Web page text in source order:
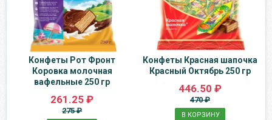
Конфеты Рот Фронт
Коровка молочная
вафельные 250 гр
261.25 ₽
275 ₽
Конфеты Красная шапочка
Красный Октябрь 250 гр
446.50 ₽
470 ₽
В КОРЗИНУ